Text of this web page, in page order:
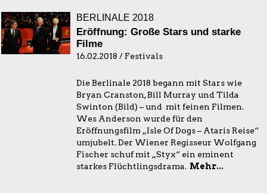
BERLINALE 2018
Eröffnung: Große Stars und starke
Filme
16.02.2018 / Festivals
Die Berlinale 2018 begann mit Stars wie
Bryan Cranston, Bill Murray und Tilda
Swinton (Bild) – und mit feinen Filmen.
Wes Anderson wurde für den
Eröffnungsfilm „Isle Of Dogs – Ataris Reise“
umjubelt. Der Wiener Regisseur Wolfgang
Fischer schuf mit „Styx“ ein eminent
starkes Flüchtlingsdrama. Mehr...